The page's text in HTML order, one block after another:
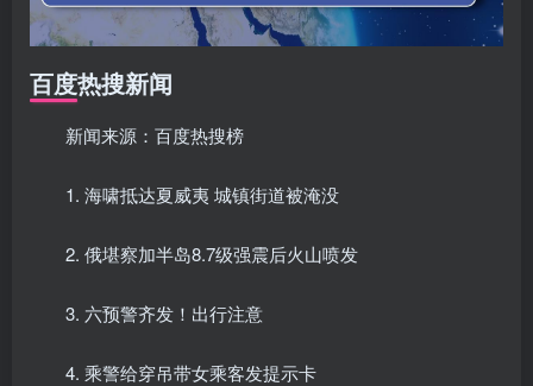
百度热搜新闻
新闻来源：百度热搜榜
1. 海啸抵达夏威夷 城镇街道被淹没
2. 俄堪察加半岛8.7级强震后火山喷发
3. 六预警齐发！出行注意
4. 乘警给穿吊带女乘客发提示卡